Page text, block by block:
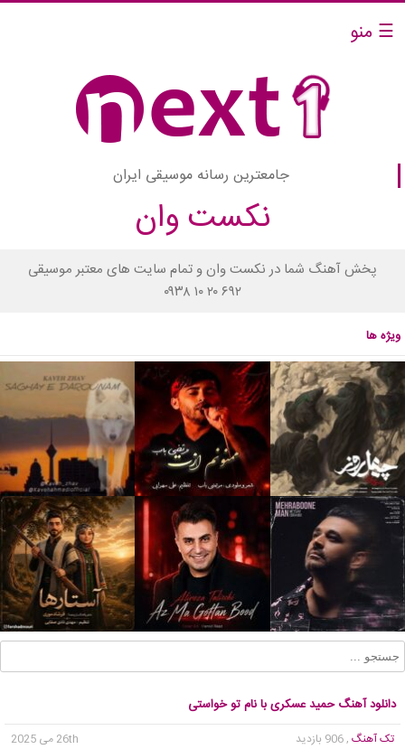
☰ منو
جامعترین رسانه موسیقی ایران
نکست وان
پخش آهنگ شما در نکست وان و تمام سایت های معتبر موسیقی
۰۹۳۸ ۱۰ ۲۰ ۶۹۲
ویژه ها
دانلود آهنگ حمید عسکری با نام تو خواستی
تک آهنگ , 906 بازدید
26th می 2025